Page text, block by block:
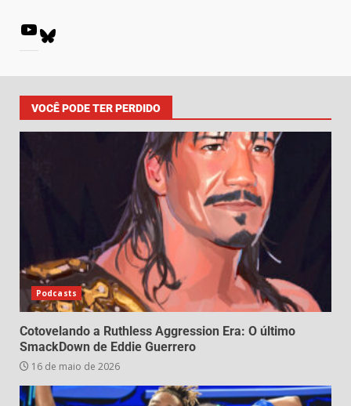
VOCÊ PODE TER PERDIDO
Podcasts
Cotovelando a Ruthless Aggression Era: O último
SmackDown de Eddie Guerrero
16 de maio de 2026